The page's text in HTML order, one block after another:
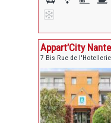
Appart’City
7 Bis Rue de